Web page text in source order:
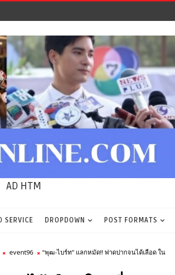
AD HTM
SERVICE DROPDOWN POST FORMATS
event96
“พุฒ-ไบร์ท” แลกหมัด!! ฟาดปากจนได้เลือด ใน